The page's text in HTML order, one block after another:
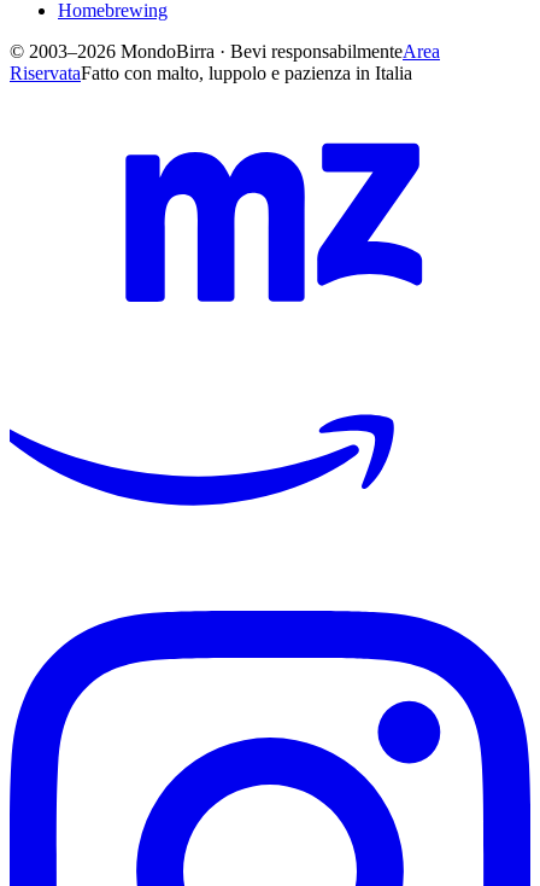
Homebrewing
© 2003–2026 MondoBirra · Bevi responsabilmenteArea
RiservataFatto con malto, luppolo e pazienza in Italia